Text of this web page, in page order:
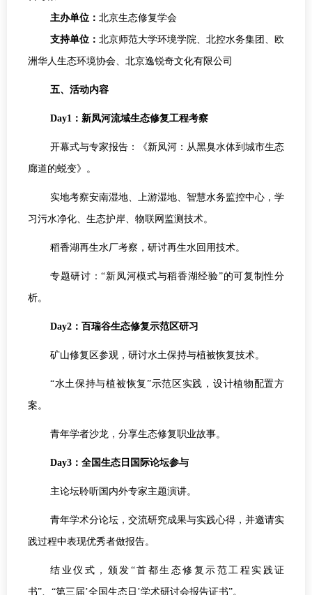
主办单位： 北京生态修复学会
支持单位： 北京师范大学环境学院、北控水务集团、欧
洲华人生态环境协会、北京逸锐奇文化有限公司
五、活动内容
Day1：新凤河流域生态修复工程考察
开幕式与专家报告：《新凤河：从黑臭水体到城市生态
廊道的蜕变》。
实地考察安南湿地、上游湿地、智慧水务监控中心，学
习污水净化、生态护岸、物联网监测技术。
稻香湖再生水厂考察，研讨再生水回用技术。
专题研讨：“新凤河模式与稻香湖经验”的可复制性分
析。
Day2：百瑞谷生态修复示范区研习
矿山修复区参观，研讨水土保持与植被恢复技术。
“水土保持与植被恢复”示范区实践，设计植物配置方
案。
青年学者沙龙，分享生态修复职业故事。
Day3：全国生态日国际论坛参与
主论坛聆听国内外专家主题演讲。
青年学术分论坛，交流研究成果与实践心得，并邀请实
践过程中表现优秀者做报告。
结业仪式，颁发“首都生态修复示范工程实践证
书”、“第三届’全国生态日’学术研讨会报告证书”。